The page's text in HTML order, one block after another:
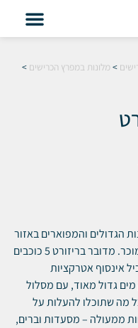
> מלונות במפרץ הכרישים >
הגדולים והמפוארים באזור
מפרץ הכרישים, בחלקו הדרומי והפחות מוכר. מדובר בריזורט 5 כוכבים
אינסוף אטרקציות
מים גדול מאוד, עם מסלול
מה שתוכלו להעלות על
ממעולה – מסעדות וברים,